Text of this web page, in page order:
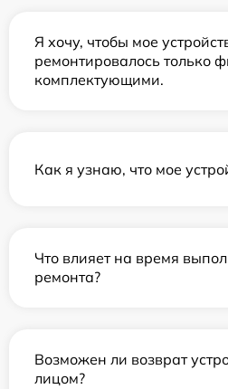
Я хочу, чтобы мое
ремонтировалось только
комплектующими.
Как я узнаю, что мое
Что влияет на время
ремонта?
Возможен ли возврат
лицом?